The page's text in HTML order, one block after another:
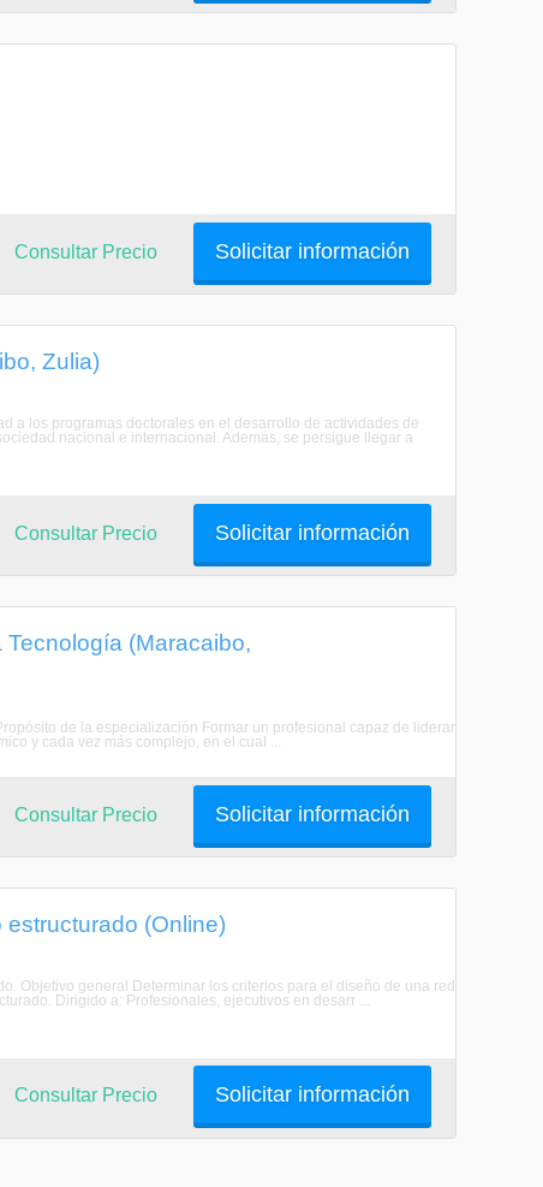
Solicitar información
Consultar Precio
Zulia)
a los programas doctorales en el desarrollo de actividades de
nacional e internacional. Además, se persigue llegar a
Solicitar información
Consultar Precio
(Maracaibo,
de la especialización Formar un profesional capaz de liderar
y cada vez más complejo, en el cual ...
Solicitar información
Consultar Precio
(Online)
Objetivo general Determinar los criterios para el diseño de una red
Dirigido a: Profesionales, ejecutivos en desarr ...
Solicitar información
Consultar Precio